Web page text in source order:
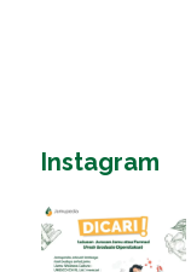
Instagram